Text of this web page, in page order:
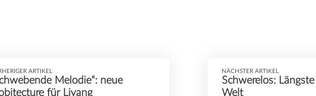
ARTIKEL
Melodie“: neue
für Liyang
NÄCHSTER ARTIKEL
Schwerelos:
Welt